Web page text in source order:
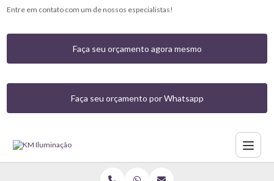
Entre em contato com um de nossos especialistas!
Faça seu orçamento agora mesmo
Faça seu orçamento por Whatsapp